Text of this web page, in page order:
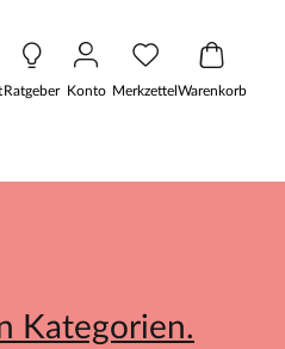
Ratgeber Konto MerkzettelWarenkorb
Kategorien.